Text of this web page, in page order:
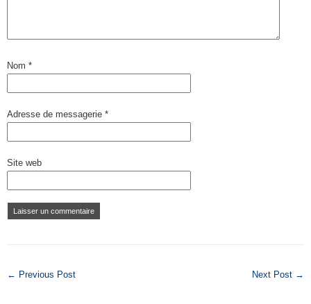
Nom *
Adresse de messagerie *
Site web
← Previous Post Next Post →